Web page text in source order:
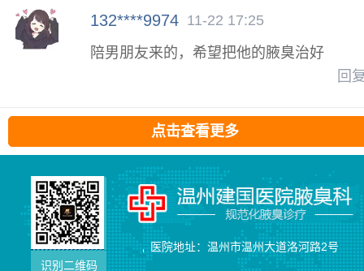
132****9974 11-22 17:25
陪男朋友来的，希望把他的腋臭治好
回
点击查看更多
识别二维码
医院地址：温州市温州大道洛河路2号